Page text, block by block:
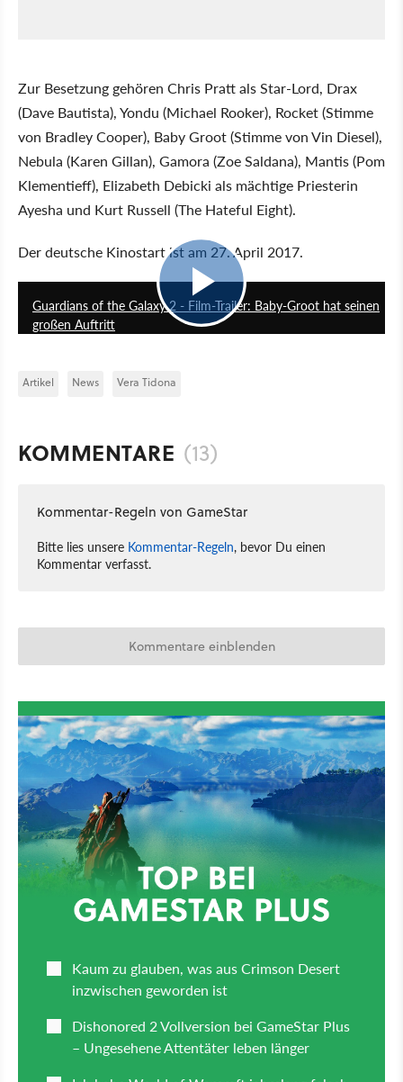
Zur Besetzung gehören Chris Pratt als Star-Lord, Drax
(Dave Bautista), Yondu (Michael Rooker), Rocket (Stimme
von Bradley Cooper), Baby Groot (Stimme von Vin Diesel),
Nebula (Karen Gillan), Gamora (Zoe Saldana), Mantis (Pom
Klementieff), Elizabeth Debicki als mächtige Priesterin
Ayesha und Kurt Russell (The Hateful Eight).
Der deutsche Kinostart ist am 27. April 2017.
Guardians of the Galaxy 2 - Film-Trailer: Baby-Groot hat seinen
großen Auftritt
Artikel News Vera Tidona
KOMMENTARE (13)
Kommentar-Regeln von GameStar
Bitte lies unsere Kommentar-Regeln, bevor Du einen
Kommentar verfasst.
Kommentare einblenden